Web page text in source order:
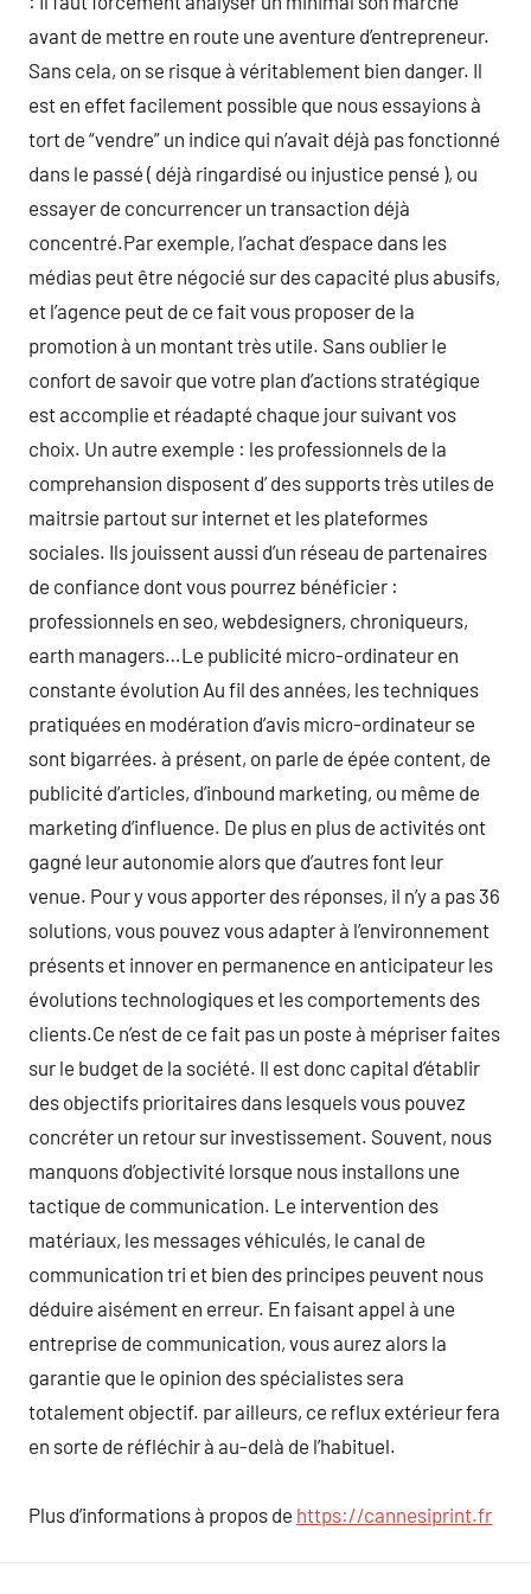
avant de mettre en route une aventure d’entrepreneur.
Sans cela, on se risque à véritablement bien danger. Il
est en effet facilement possible que nous essayions à
tort de “vendre” un indice qui n’avait déjà pas fonctionné
dans le passé ( déjà ringardisé ou injustice pensé ), ou
essayer de concurrencer un transaction déjà
concentré.Par exemple, l’achat d’espace dans les
médias peut être négocié sur des capacité plus abusifs,
et l’agence peut de ce fait vous proposer de la
promotion à un montant très utile. Sans oublier le
confort de savoir que votre plan d’actions stratégique
est accomplie et réadapté chaque jour suivant vos
choix. Un autre exemple : les professionnels de la
comprehansion disposent d’ des supports très utiles de
maitrsie partout sur internet et les plateformes
sociales. Ils jouissent aussi d’un réseau de partenaires
de confiance dont vous pourrez bénéficier :
professionnels en seo, webdesigners, chroniqueurs,
earth managers…Le publicité micro-ordinateur en
constante évolution Au fil des années, les techniques
pratiquées en modération d’avis micro-ordinateur se
sont bigarrées. à présent, on parle de épée content, de
publicité d’articles, d’inbound marketing, ou même de
marketing d’influence. De plus en plus de activités ont
gagné leur autonomie alors que d’autres font leur
venue. Pour y vous apporter des réponses, il n’y a pas 36
solutions, vous pouvez vous adapter à l’environnement
présents et innover en permanence en anticipateur les
évolutions technologiques et les comportements des
clients.Ce n’est de ce fait pas un poste à mépriser faites
sur le budget de la société. Il est donc capital d’établir
des objectifs prioritaires dans lesquels vous pouvez
concréter un retour sur investissement. Souvent, nous
manquons d’objectivité lorsque nous installons une
tactique de communication. Le intervention des
matériaux, les messages véhiculés, le canal de
communication tri et bien des principes peuvent nous
déduire aisément en erreur. En faisant appel à une
entreprise de communication, vous aurez alors la
garantie que le opinion des spécialistes sera
totalement objectif. par ailleurs, ce reflux extérieur fera
en sorte de réfléchir à au-delà de l’habituel.
Plus d’informations à propos de https://cannesiprint.fr